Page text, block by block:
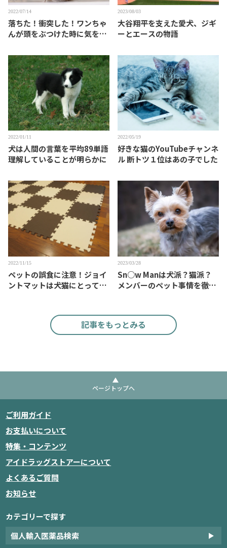
2022/07/14
落ちた！衝突した！ワンちゃ
んが頭をぶつけた時に気をつ
2023/08/03
大谷翔平を支えた愛犬、ジギ
ーとエースの物語
2022/01/11
犬は人間の言葉を平均89単語
理解していることが明らかに
2022/05/19
好きな猫のYouTubeチャンネ
ル 断トツ１位はあの子でした
2022/11/15
ペットの誤食に注意！ジョイ
ントマットは犬猫にとって魅
2023/03/28
Sn○w Manは犬派？猫派？
メンバーのペット事情を徹底
記事をもっとみる
ページトップへ
ご利用ガイド
お支払いについて
特集・コンテンツ
アイドラッグストアーについて
よくあるご質問
お知らせ
カテゴリーで探す
個人輸入医薬品検索